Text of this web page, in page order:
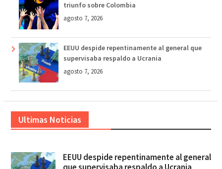
triunfo sobre Colombia
agosto 7, 2026
EEUU despide repentinamente al general que
supervisaba respaldo a Ucrania
agosto 7, 2026
Ultimas Noticias
EEUU despide repentinamente al general